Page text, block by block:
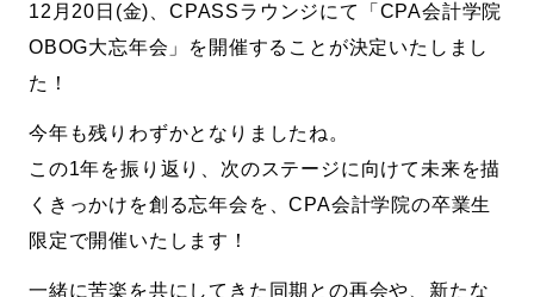
12月20日(金)、CPASSラウンジにて「CPA会計学院
OBOG大忘年会」を開催することが決定いたしまし
た！
今年も残りわずかとなりましたね。
この1年を振り返り、次のステージに向けて未来を描
くきっかけを創る忘年会を、CPA会計学院の卒業生
限定で開催いたします！
一緒に苦楽を共にしてきた同期との再会や、新たな